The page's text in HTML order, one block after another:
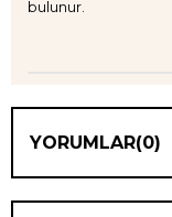
bulunur.
YORUMLAR(0)